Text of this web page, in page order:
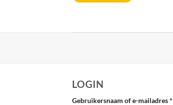
LOGIN
Gebruikersnaam of e-mailadres*